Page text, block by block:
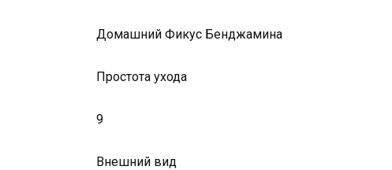
Домашний Фикус Бенджамина
Простота ухода
9
Внешний вид